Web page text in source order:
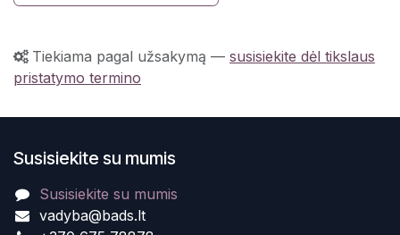
Tiekiama pagal užsakymą — susisiekite dėl tikslaus
pristatymo termino
Susisiekite su mumis
Susisiekite su mumis
vadyba@bads.lt